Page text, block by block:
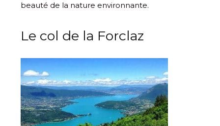
beauté de la nature environnante.
Le col de la Forclaz